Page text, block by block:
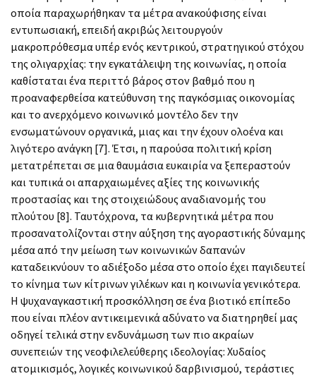
οποία παραχωρήθηκαν τα μέτρα ανακούφισης είναι
εντυπωσιακή, επειδή ακριβώς λειτουργούν
μακροπρόθεσμα υπέρ ενός κεντρικού, στρατηγικού στόχου
της ολιγαρχίας: την εγκατάλειψη της κοινωνίας, η οποία
καθίσταται ένα περιττό βάρος στον βαθμό που η
προαναφερθείσα κατεύθυνση της παγκόσμιας οικονομίας
και το ανερχόμενο κοινωνικό μοντέλο δεν την
ενσωματώνουν οργανικά, μιας και την έχουν ολοένα και
λιγότερο ανάγκη [7]. Έτσι, η παρούσα πολιτική κρίση
μετατρέπεται σε μια θαυμάσια ευκαιρία να ξεπεραστούν
και τυπικά οι απαρχαιωμένες αξίες της κοινωνικής
προστασίας και της στοιχειώδους αναδιανομής του
πλούτου [8]. Ταυτόχρονα, τα κυβερνητικά μέτρα που
προσανατολίζονται στην αύξηση της αγοραστικής δύναμης
μέσα από την μείωση των κοινωνικών δαπανών
καταδεικνύουν το αδιέξοδο μέσα στο οποίο έχει παγιδευτεί
το κίνημα των κίτρινων γιλέκων και η κοινωνία γενικότερα.
Η ψυχαναγκαστική προσκόλληση σε ένα βιοτικό επίπεδο
που είναι πλέον αντικειμενικά αδύνατο να διατηρηθεί μας
οδηγεί τελικά στην ενδυνάμωση των πιο ακραίων
συνεπειών της νεοφιλελεύθερης ιδεολογίας: Χυδαίος
ατομικισμός, λογικές κοινωνικού δαρβινισμού, τεράστιες